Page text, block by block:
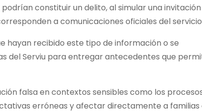
constituir un delito, al simular una invitación
a comunicaciones oficiales del
hayan recibido este tipo de información o se
del Serviu para entregar antecedentes que
falsa en contextos sensibles como los
erróneas y afectar directamente a familias